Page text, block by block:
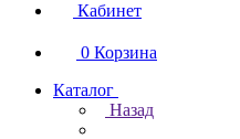
Кабинет
0 Корзина
Каталог
Назад